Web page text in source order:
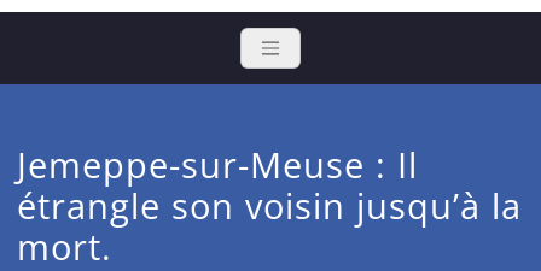
Jemeppe-sur-Meuse : Il
étrangle son voisin jusqu’à la
mort.